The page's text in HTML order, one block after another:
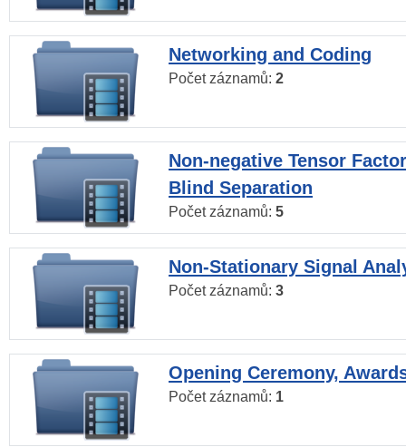
Networking and Coding
Počet záznamů: 2
Non-negative Tensor
Blind Separation
Počet záznamů: 5
Non-Stationary Signal
Počet záznamů: 3
Opening Ceremony,
Počet záznamů: 1